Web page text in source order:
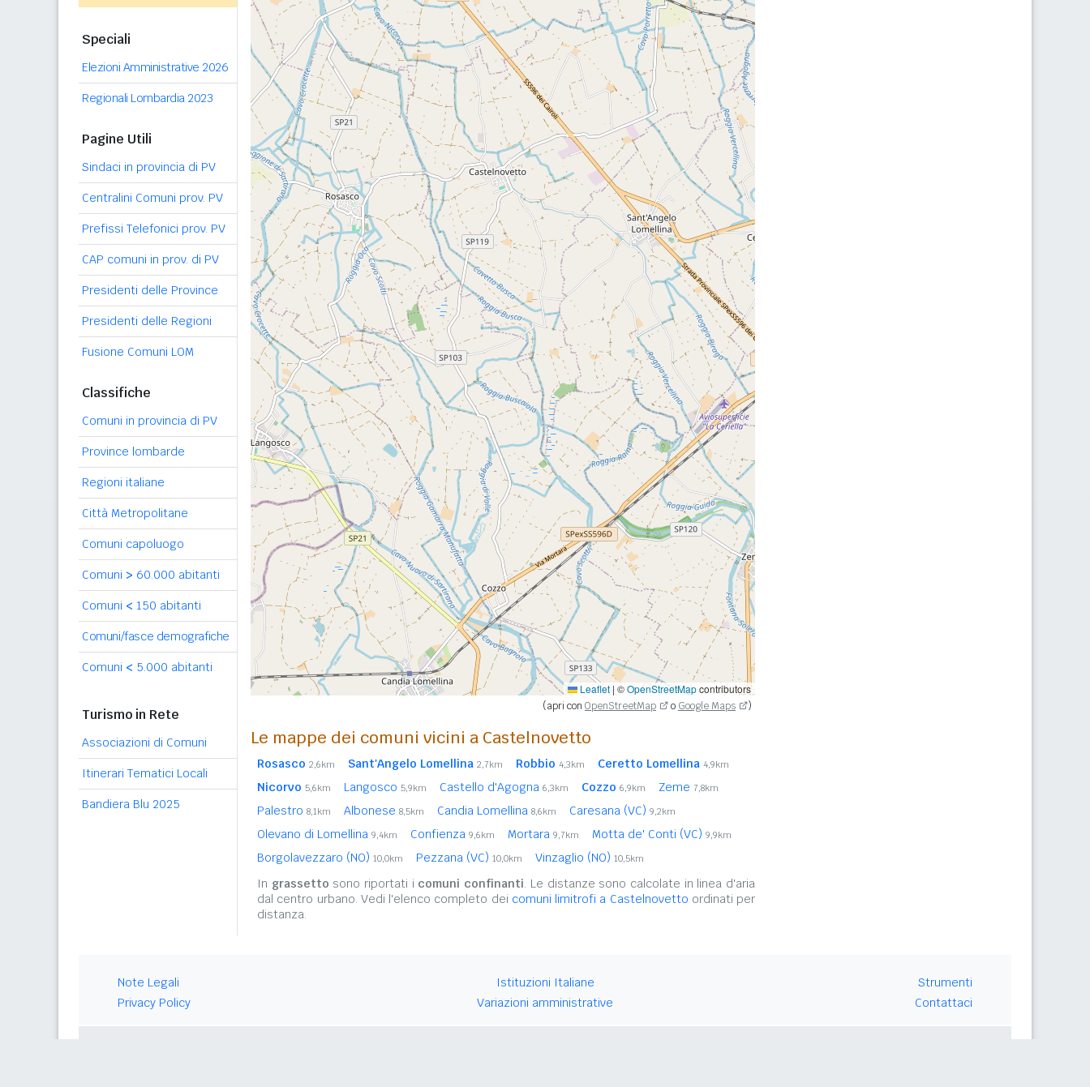
Speciali
Elezioni Amministrative 2026
Regionali Lombardia 2023
Pagine Utili
Sindaci in provincia di PV
Centralini Comuni prov. PV
Prefissi Telefonici prov. PV
CAP comuni in prov. di PV
Presidenti delle Province
Presidenti delle Regioni
Fusione Comuni LOM
Classifiche
Comuni in provincia di PV
Province lombarde
Regioni italiane
Città Metropolitane
Comuni capoluogo
Comuni > 60.000 abitanti
Comuni < 150 abitanti
Comuni/fasce demografiche
Comuni < 5.000 abitanti
Turismo in Rete
Associazioni di Comuni
Itinerari Tematici Locali
Bandiera Blu 2025
Leaflet | ©OpenStreetMapcontributors
(apri con OpenStreetMap o Google Maps )
Le mappe dei comuni vicini a Castelnovetto
Rosasco 2,6km Sant'Angelo Lomellina 2,7km Robbio 4,3km Ceretto Lomellina 4,9km
Nicorvo 5,6km Langosco 5,9km Castello d'Agogna 6,3km Cozzo 6,9km Zeme 7,8km
Palestro 8,1km Albonese 8,5km Candia Lomellina 8,6km Caresana (VC) 9,2km
Olevano di Lomellina 9,4km Confienza 9,6km Mortara 9,7km Motta de' Conti (VC) 9,9km
Borgolavezzaro (NO) 10,0km Pezzana (VC) 10,0km Vinzaglio (NO) 10,5km
In grassetto sono riportati i comuni confinanti . Le distanze sono calcolate in linea d'aria
dal centro urbano. Vedi l'elenco completo dei comuni limitrofi a Castelnovetto ordinati per
distanza.
Note Legali
Privacy Policy
Istituzioni Italiane
Variazioni amministrative
Strumenti
Contattaci